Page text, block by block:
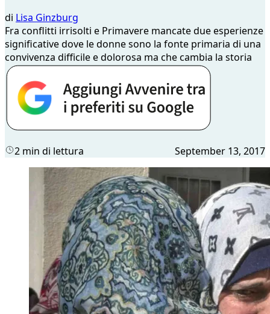
di Lisa Ginzburg
Fra conflitti irrisolti e Primavere mancate due esperienze
significative dove le donne sono la fonte primaria di una
convivenza difficile e dolorosa ma che cambia la storia
2 min di lettura September 13, 2017